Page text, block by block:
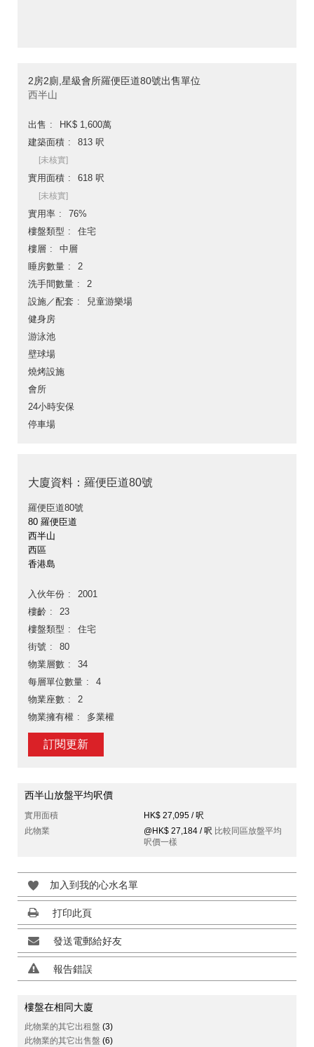
2房2廁,星級會所羅便臣道80號出售單位
西半山
出售
HK$ 1,600萬
建築面積
813 呎
[未核實]
實用面積 618 呎
[未核實]
實用率
76%
樓盤類型
住宅
樓層
中層
睡房數量
2
洗手間數量
2
設施／配套
兒童游樂場
健身房
游泳池
壁球場
燒烤設施
會所
24小時安保
停車場
大廈資料：羅便臣道80號
羅便臣道80號
80 羅便臣道
西半山
西區
香港島
入伙年份
2001
樓齡
23
樓盤類型
住宅
街號
80
物業層數
34
每層單位數量
4
物業座數
2
物業擁有權
多業權
訂閱更新
西半山放盤平均呎價
實用面積
HK$ 27,095 / 呎
此物業
@HK$ 27,184 / 呎 比較同區放盤平均
呎價一樣
加入到我的心水名單
打印此頁
發送電郵給好友
報告錯誤
樓盤在相同大廈
此物業的其它出租盤 (3)
此物業的其它出售盤 (6)